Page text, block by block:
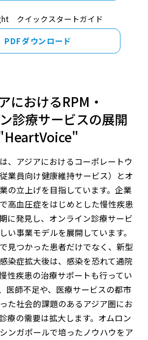
クイックスタートガイド
PDFダウンロード
におけるRPM・
診療サービスの展開
、アジアにおけるコーポレートウ
業員向け健康維持サービス）とオ
の立上げを目指しています。企業
高血圧症をはじめとした慢性疾患
に発見し、オンライン診療サービ
い事業モデルを展開しています。
見つかった患者だけでなく、新型
染症拡大後は、感染を恐れて通院
性疾患の治療サポートも行ってい
医師不足や、医療サービスの都市
た社会的課題のあるアジア圏にお
療の需要は拡大します。オムロン
ンガポールで培ったノウハウをア